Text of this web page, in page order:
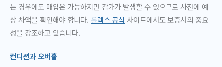
는 경우에도 매입은 가능하지만 감가가 발생할 수 있으므로 사전에 예
상 차액을 확인해야 합니다. 롤렉스 공식 사이트에서도 보증서의 중요
성을 강조하고 있습니다.
컨디션과 오버홀